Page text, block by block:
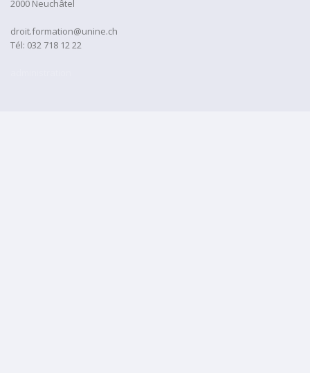
2000 Neuchâtel
droit.formation@unine.ch
Tél: 032 718 12 22